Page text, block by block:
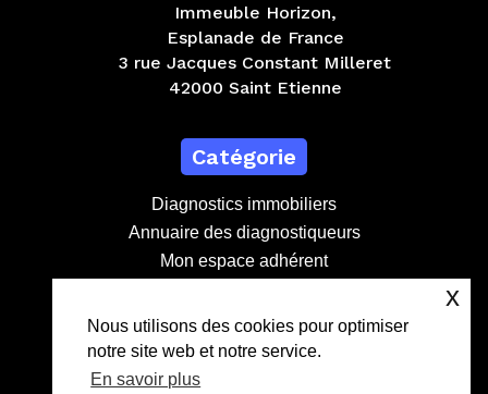
Immeuble Horizon,
Esplanade de France
3 rue Jacques Constant Milleret
42000 Saint Etienne
Catégorie
Diagnostics immobiliers
Annuaire des diagnostiqueurs
Mon espace adhérent
Contact
Nous utilisons des cookies pour optimiser
notre site web et notre service.
En savoir plus
x